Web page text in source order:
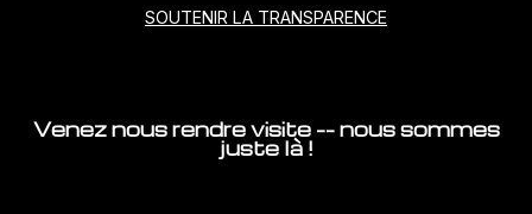
SOUTENIR LA TRANSPARENCE
Venez nous rendre visite -- nous sommes
juste là !